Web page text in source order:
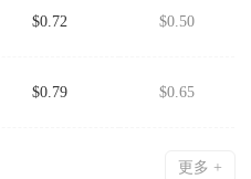
$0.72 $0.50
$0.79 $0.65
更多 +